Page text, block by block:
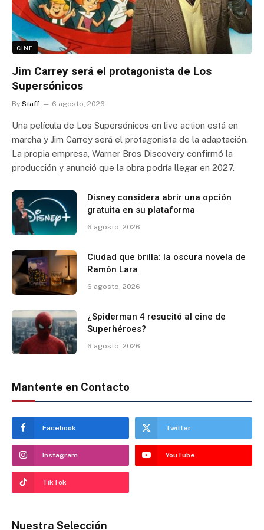
CINE
Jim Carrey será el protagonista de Los
Supersónicos
By Staff 6 agosto, 2026
Una película de Los Supersónicos en live action está en
marcha y Jim Carrey será el protagonista de la adaptación.
La propia empresa, Warner Bros Discovery confirmó la
producción y anunció que la obra podría llegar en 2027.
Disney considera abrir una opción
gratuita en su plataforma
6 agosto, 2026
Ciudad que brilla: la oscura novela de
Ramón Lara
6 agosto, 2026
¿Spiderman 4 resucitó al cine de
Superhéroes?
6 agosto, 2026
Mantente en Contacto
Facebook Twitter
Instagram YouTube
TikTok
Nuestra Selección